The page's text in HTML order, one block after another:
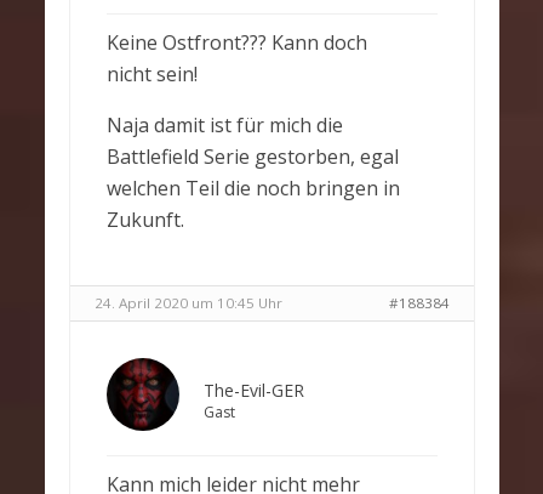
Keine Ostfront??? Kann doch
nicht sein!
Naja damit ist für mich die
Battlefield Serie gestorben, egal
welchen Teil die noch bringen in
Zukunft.
24. April 2020 um 10:45 Uhr #188384
The-Evil-GER
Gast
Kann mich leider nicht mehr